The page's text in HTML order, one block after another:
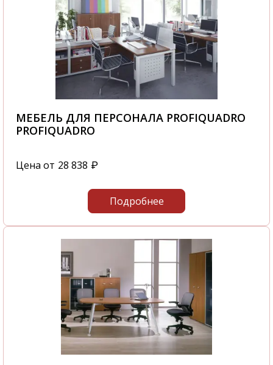
МЕБЕЛЬ ДЛЯ ПЕРСОНАЛА PROFIQUADRO
PROFIQUADRO
Цена от 28 838 ₽
Подробнее